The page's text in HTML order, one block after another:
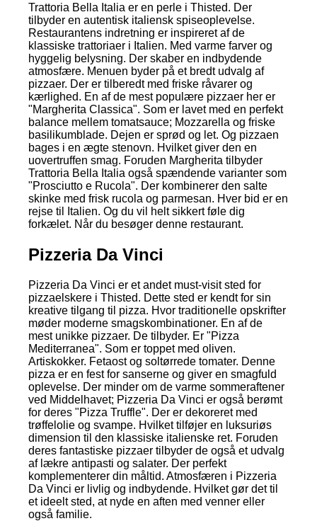
Trattoria Bella Italia er en perle i Thisted. Der
tilbyder en autentisk italiensk spiseoplevelse.
Restaurantens indretning er inspireret af de
klassiske trattoriaer i Italien. Med varme farver og
hyggelig belysning. Der skaber en indbydende
atmosfære. Menuen byder på et bredt udvalg af
pizzaer. Der er tilberedt med friske råvarer og
kærlighed. En af de mest populære pizzaer her er
"Margherita Classica". Som er lavet med en perfekt
balance mellem tomatsauce; Mozzarella og friske
basilikumblade. Dejen er sprød og let. Og pizzaen
bages i en ægte stenovn. Hvilket giver den en
uovertruffen smag. Foruden Margherita tilbyder
Trattoria Bella Italia også spændende varianter som
"Prosciutto e Rucola". Der kombinerer den salte
skinke med frisk rucola og parmesan. Hver bid er en
rejse til Italien. Og du vil helt sikkert føle dig
forkælet. Når du besøger denne restaurant.
Pizzeria Da Vinci
Pizzeria Da Vinci er et andet must-visit sted for
pizzaelskere i Thisted. Dette sted er kendt for sin
kreative tilgang til pizza. Hvor traditionelle opskrifter
møder moderne smagskombinationer. En af de
mest unikke pizzaer. De tilbyder. Er "Pizza
Mediterranea". Som er toppet med oliven.
Artiskokker. Fetaost og soltørrede tomater. Denne
pizza er en fest for sanserne og giver en smagfuld
oplevelse. Der minder om de varme sommeraftener
ved Middelhavet; Pizzeria Da Vinci er også berømt
for deres "Pizza Truffle". Der er dekoreret med
trøffelolie og svampe. Hvilket tilføjer en luksuriøs
dimension til den klassiske italienske ret. Foruden
deres fantastiske pizzaer tilbyder de også et udvalg
af lækre antipasti og salater. Der perfekt
komplementerer din måltid. Atmosfæren i Pizzeria
Da Vinci er livlig og indbydende. Hvilket gør det til
et ideelt sted, at nyde en aften med venner eller
også familie.